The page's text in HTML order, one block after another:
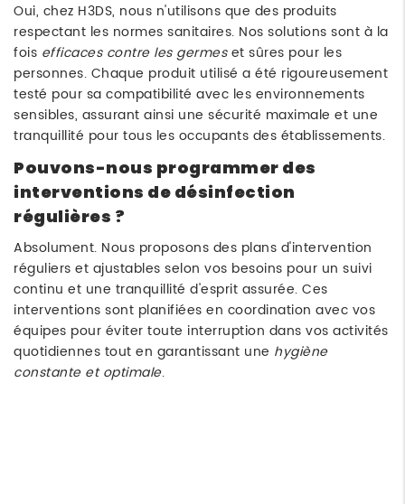
Oui, chez H3DS, nous n'utilisons que des produits
respectant les normes sanitaires. Nos solutions sont à la
fois efficaces contre les germeset sûres pour les
personnes. Chaque produit utilisé a été rigoureusement
testé pour sa compatibilité avec les environnements
sensibles, assurant ainsi une sécurité maximale et une
tranquillité pour tous les occupants des établissements.
Pouvons-nous programmer des
interventions de désinfection
régulières ?
Absolument. Nous proposons des plans d'intervention
réguliers et ajustables selon vos besoins pour un suivi
continu et une tranquillité d'esprit assurée. Ces
interventions sont planifiées en coordination avec vos
équipes pour éviter toute interruption dans vos activités
quotidiennes tout en garantissant une hygiène
constante et optimale.